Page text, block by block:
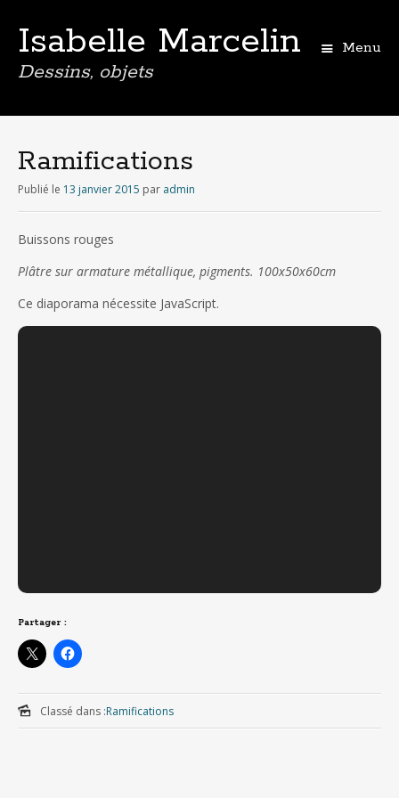
Isabelle Marcelin
Dessins, objets
Menu
principal
Ramifications
Publié le 13 janvier 2015 par admin
Buissons rouges
Plâtre sur armature métallique, pigments. 100x50x60cm
Ce diaporama nécessite JavaScript.
Partager :
Classé dans :Ramifications